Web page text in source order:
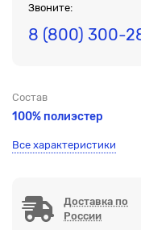
Звоните:
8 (800) 300-
Состав
100% полиэстер
Все характеристики
Доставка по
России